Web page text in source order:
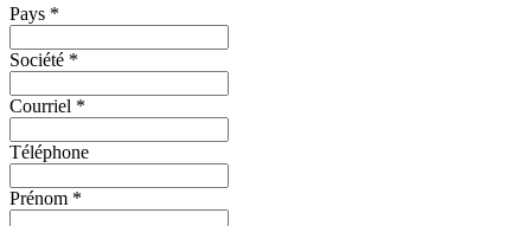
Pays *
Société *
Courriel *
Téléphone
Prénom *